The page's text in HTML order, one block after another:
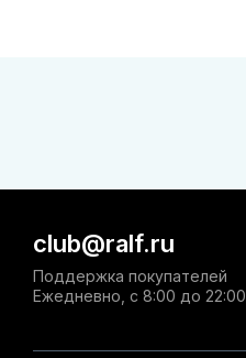
club@ralf.ru
Поддержка покупателей
Ежедневно, с 8:00 до 22:00